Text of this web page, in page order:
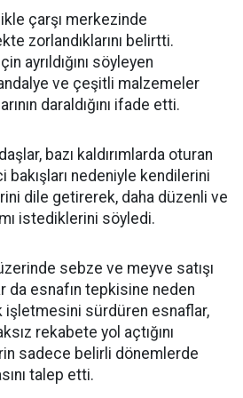
çarşı merkezinde
zorlandıklarını belirtti.
ayrıldığını söyleyen
ve çeşitli malzemeler
daraldığını ifade etti.
bazı kaldırımlarda oturan
bakışları nedeniyle kendilerini
dile getirerek, daha düzenli ve
istediklerini söyledi.
sebze ve meyve satışı
da esnafın tepkisine neden
işletmesini sürdüren esnaflar,
rekabete yol açtığını
sadece belirli dönemlerde
talep etti.